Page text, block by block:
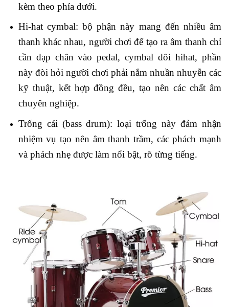
kèm theo phía dưới.
Hi-hat cymbal: bộ phận này mang đến nhiều âm
thanh khác nhau, người chơi để tạo ra âm thanh chỉ
cần đạp chân vào pedal, cymbal đôi hihat, phần
này đòi hỏi người chơi phải nắm nhuần nhuyễn các
kỹ thuật, kết hợp đồng đều, tạo nên các chất âm
chuyên nghiệp.
Trống cái (bass drum): loại trống này đảm nhận
nhiệm vụ tạo nên âm thanh trầm, các phách mạnh
và phách nhẹ được làm nổi bật, rõ từng tiếng.